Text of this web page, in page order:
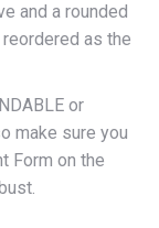
and a rounded
as the
or
make sure you
Form on the